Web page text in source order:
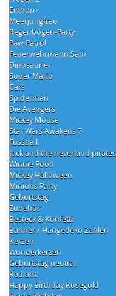
Einhorn
Meerjungfrau
Regenbogen-Party
Paw Patrol
Feuerwehrmann Sam
Dinosaurier
Super Mario
Cars
Spiderman
Die Avengers
Mickey Mouse
Star Wars Awakens 7
Fussball
Jack and the neverland pirates
Winnie Pooh
Mickey Halloween
Minions Party
Geburtstag
Zubehör
Besteck & Konfetti
Banner / Hängedeko Zahlen
Kerzen
Wunderkerzen
Geburtstag neutral
Radiant
Happy Birthday Rosegold